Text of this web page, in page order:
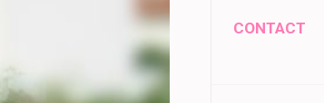
CONTACT